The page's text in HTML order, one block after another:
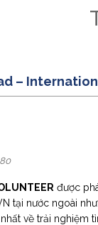
–
được
tại nước ngoài
về trải